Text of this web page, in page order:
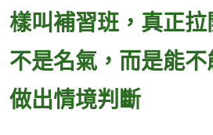
樣叫補習班，真正
不是名氣，而是能
做出情境判斷